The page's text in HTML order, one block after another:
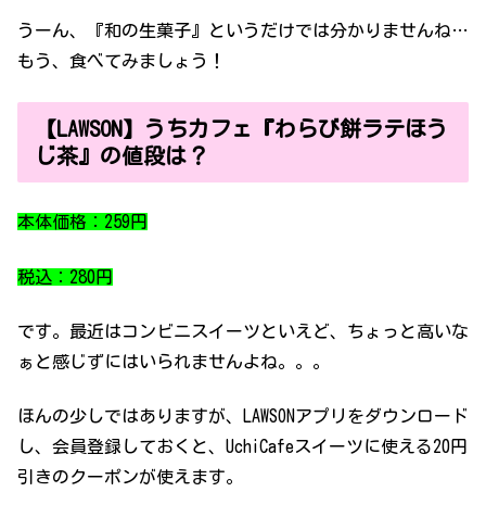
うーん、『和の生菓子』というだけでは分かりませんね…
もう、食べてみましょう！
【LAWSON】うちカフェ『わらび餅ラテほう
じ茶』の値段は？
本体価格：259円
税込：280円
です。最近はコンビニスイーツといえど、ちょっと高いな
ぁと感じずにはいられませんよね。。。
ほんの少しではありますが、LAWSONアプリをダウンロード
し、会員登録しておくと、UchiCafeスイーツに使える20円
引きのクーポンが使えます。